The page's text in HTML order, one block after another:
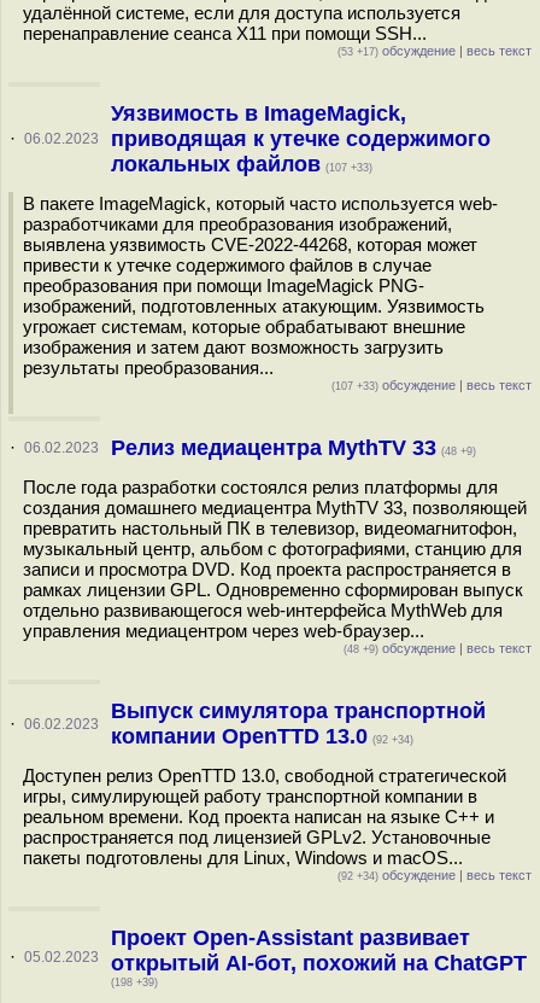
удалённой системе, если для доступа используется
перенаправление сеанса X11 при помощи SSH...
(53 +17) обсуждение | весь текст
· 06.02.2023
Уязвимость в ImageMagick,
приводящая к утечке содержимого
локальных файлов (107 +33)
В пакете ImageMagick, который часто используется web-
разработчиками для преобразования изображений,
выявлена уязвимость CVE-2022-44268, которая может
привести к утечке содержимого файлов в случае
преобразования при помощи ImageMagick PNG-
изображений, подготовленных атакующим. Уязвимость
угрожает системам, которые обрабатывают внешние
изображения и затем дают возможность загрузить
результаты преобразования...
(107 +33) обсуждение | весь текст
· 06.02.2023 Релиз медиацентра MythTV 33 (48 +9)
После года разработки состоялся релиз платформы для
создания домашнего медиацентра MythTV 33, позволяющей
превратить настольный ПК в телевизор, видеомагнитофон,
музыкальный центр, альбом с фотографиями, станцию для
записи и просмотра DVD. Код проекта распространяется в
рамках лицензии GPL. Одновременно сформирован выпуск
отдельно развивающегося web-интерфейса MythWeb для
управления медиацентром через web-браузер...
(48 +9) обсуждение | весь текст
· 06.02.2023
Выпуск симулятора транспортной
компании OpenTTD 13.0 (92 +34)
Доступен релиз OpenTTD 13.0, свободной стратегической
игры, симулирующей работу транспортной компании в
реальном времени. Код проекта написан на языке С++ и
распространяется под лицензией GPLv2. Установочные
пакеты подготовлены для Linux, Windows и macOS...
(92 +34) обсуждение | весь текст
· 05.02.2023
Проект Open-Assistant развивает
открытый AI-бот, похожий на ChatGPT
(198 +39)